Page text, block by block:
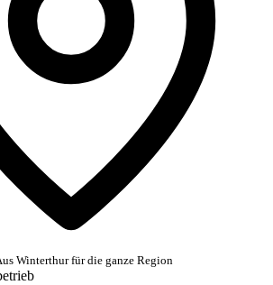
Winterthur für die ganze Region